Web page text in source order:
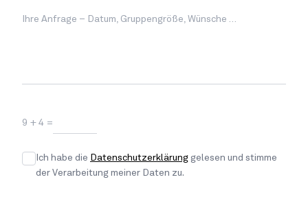
Ihre Anfrage – Datum, Gruppengröße, Wünsche …
9 + 4 =
Ich habe die Datenschutzerklärung gelesen und stimme
der Verarbeitung meiner Daten zu.